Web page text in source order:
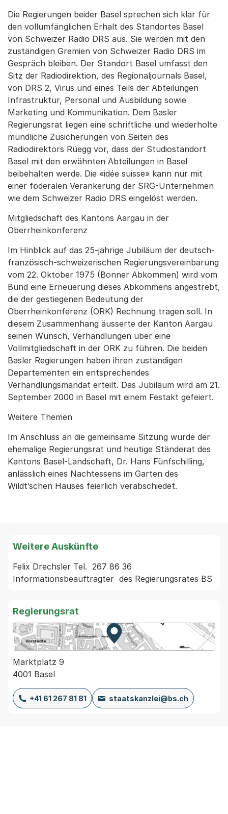
Die Regierungen beider Basel sprechen sich klar für
den vollumfänglichen Erhalt des Standortes Basel
von Schweizer Radio DRS aus. Sie werden mit den
zuständigen Gremien von Schweizer Radio DRS im
Gespräch bleiben. Der Standort Basel umfasst den
Sitz der Radiodirektion, des Regionaljournals Basel,
von DRS 2, Virus und eines Teils der Abteilungen
Infrastruktur, Personal und Ausbildung sowie
Marketing und Kommunikation. Dem Basler
Regierungsrat liegen eine schriftliche und wiederholte
mündliche Zusicherungen von Seiten des
Radiodirektors Rüegg vor, dass der Studiostandort
Basel mit den erwähnten Abteilungen in Basel
beibehalten werde. Die «idée suisse» kann nur mit
einer föderalen Verankerung der SRG-Unternehmen
wie dem Schweizer Radio DRS eingelöst werden.
Mitgliedschaft des Kantons Aargau in der
Oberrheinkonferenz
Im Hinblick auf das 25-jährige Jubiläum der deutsch-
französisch-schweizerischen Regierungsvereinbarung
vom 22. Oktober 1975 (Bonner Abkommen) wird vom
Bund eine Erneuerung dieses Abkommens angestrebt,
die der gestiegenen Bedeutung der
Oberrheinkonferenz (ORK) Rechnung tragen soll. In
diesem Zusammenhang äusserte der Kanton Aargau
seinen Wunsch, Verhandlungen über eine
Vollmitgliedschaft in der ORK zu führen. Die beiden
Basler Regierungen haben ihren zuständigen
Departementen ein entsprechendes
Verhandlungsmandat erteilt. Das Jubiläum wird am 21.
September 2000 in Basel mit einem Festakt gefeiert.
Weitere Themen
Im Anschluss an die gemeinsame Sitzung wurde der
ehemalige Regierungsrat und heutige Ständerat des
Kantons Basel-Landschaft, Dr. Hans Fünfschilling,
anlässlich eines Nachtessens im Garten des
Wildt’schen Hauses feierlich verabschiedet.
Weitere Auskünfte
Felix Drechsler Tel.  267 86 36
Regierungsrat
Zur Karte von MapBS.
Externer Link, wird in einem
Marktplatz 9
4001 Basel
+41 61 267 81 81 staatskanzlei@bs.ch